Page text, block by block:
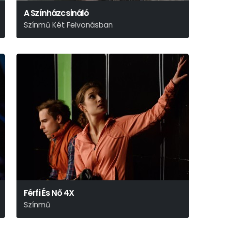
A Színházcsináló
Színmű Két Felvonásban
Thomas Bernhard
Férfi És Nő 4X
Színmű
Rusznyák Gábor